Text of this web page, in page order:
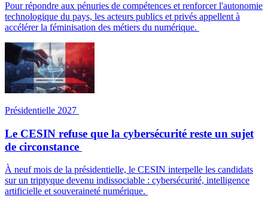
Pour répondre aux pénuries de compétences et renforcer l'autonomie
technologique du pays, les acteurs publics et privés appellent à
accélérer la féminisation des métiers du numérique.
Présidentielle 2027
Le CESIN refuse que la cybersécurité reste un sujet
de circonstance
À neuf mois de la présidentielle, le CESIN interpelle les candidats
sur un triptyque devenu indissociable : cybersécurité, intelligence
artificielle et souveraineté numérique.